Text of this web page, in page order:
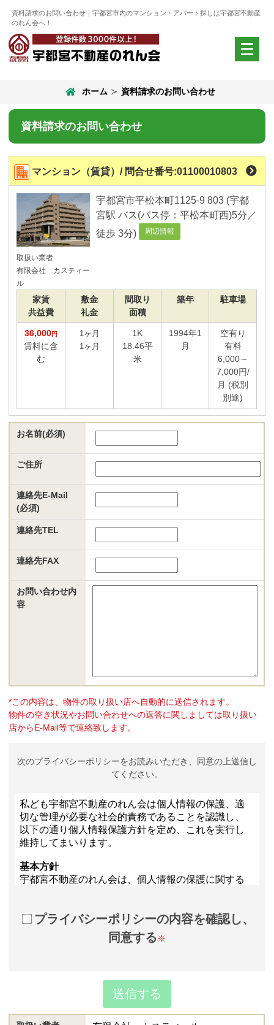
資料請求のお問い合わせ｜宇都宮市内のマンション・アパート探しは宇都宮不動産
のれん会へ！
メ
ニ
開
ホーム 資料請求のお問い合わせ
資料請求のお問い合わせ
マンション（賃貸）/ 問合せ番号:01100010803
取扱い業者
有限会社 カスティー
ル
宇都宮市平松本町1125-9 803 (宇都
宮駅 バス(バス停：平松本町西)5分／
徒歩 3分)
周辺情報
家賃
共益費
敷金
礼金
間取り
面積
築年 駐車場
36,000円
賃料に含
む
1ヶ月
1ヶ月
1K
18.46平
米
1994年1
月
空有り
有料
6,000～
7,000円/
月 (税別
別途)
お名前(必須)
ご住所
連絡先E-Mail
(必須)
連絡先TEL
連絡先FAX
お問い合わせ内
容
*この内容は、物件の取り扱い店へ自動的に送信されます。
物件の空き状況やお問い合わせへの返答に関しましては取り扱い
店からE-Mail等で連絡致します。
次のプライバシーポリシーをお読みいただき、同意の上送信し
てください。
プライバシーポリシーの内容を確認し、
同意する ※